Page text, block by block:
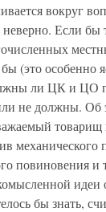
вокруг
Если бы
(это особенно
ли ЦК и ЦО
не должны. Об
товарищ
повиновения
идеи
бы знать,